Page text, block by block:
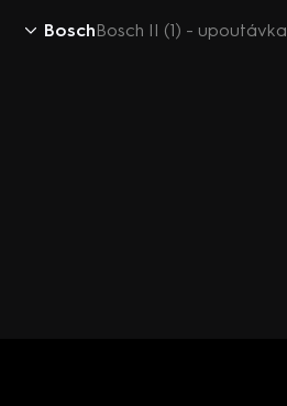
BoschBosch II (1) - upoutávka